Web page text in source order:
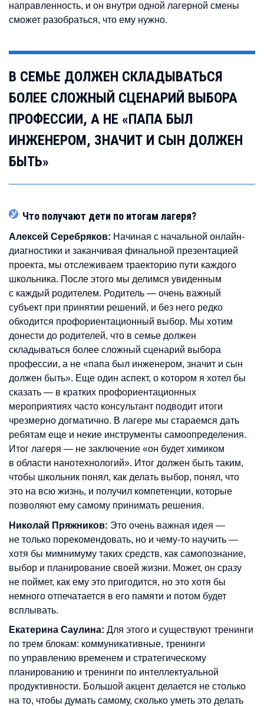
направленность, и он внутри одной лагерной смены
сможет разобраться, что ему нужно.
В СЕМЬЕ ДОЛЖЕН СКЛАДЫВАТЬСЯ
БОЛЕЕ СЛОЖНЫЙ СЦЕНАРИЙ ВЫБОРА
ПРОФЕССИИ, А НЕ «ПАПА БЫЛ
ИНЖЕНЕРОМ, ЗНАЧИТ И СЫН ДОЛЖЕН
БЫТЬ»
Что получают дети по итогам лагеря?
Алексей Серебряков: Начиная с начальной онлайн-
диагностики и заканчивая финальной презентацией
проекта, мы отслеживаем траекторию пути каждого
школьника. После этого мы делимся увиденным
с каждый родителем. Родитель — очень важный
субъект при принятии решений, и без него редко
обходится профориентационный выбор. Мы хотим
донести до родителей, что в семье должен
складываться более сложный сценарий выбора
профессии, а не «папа был инженером, значит и сын
должен быть». Еще один аспект, о котором я хотел бы
сказать — в кратких профориентационных
мероприятиях часто консультант подводит итоги
чрезмерно догматично. В лагере мы стараемся дать
ребятам еще и некие инструменты самоопределения.
Итог лагеря — не заключение «он будет химиком
в области нанотехнологий». Итог должен быть таким,
чтобы школьник понял, как делать выбор, понял, что
это на всю жизнь, и получил компетенции, которые
позволяют ему самому принимать решения.
Николай Пряжников: Это очень важная идея —
не только порекомендовать, но и чему-то научить —
хотя бы мимнимуму таких средств, как самопознание,
выбор и планирование своей жизни. Может, он сразу
не поймет, как ему это пригодится, но это хотя бы
немного отпечатается в его памяти и потом будет
всплывать.
Екатерина Саулина: Для этого и существуют тренинги
по трем блокам: коммуникативные, тренинги
по управлению временем и стратегическому
планированию и тренинги по интеллектуальной
продуктивности. Большой акцент делается не столько
на то, чтобы думать самому, сколько уметь это делать